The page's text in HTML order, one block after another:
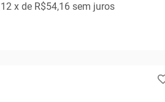
12 x de R$54,16 sem juros